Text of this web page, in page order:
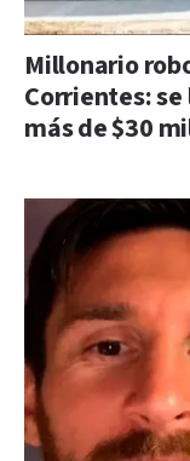
Millonario
Corrientes:
más de $30